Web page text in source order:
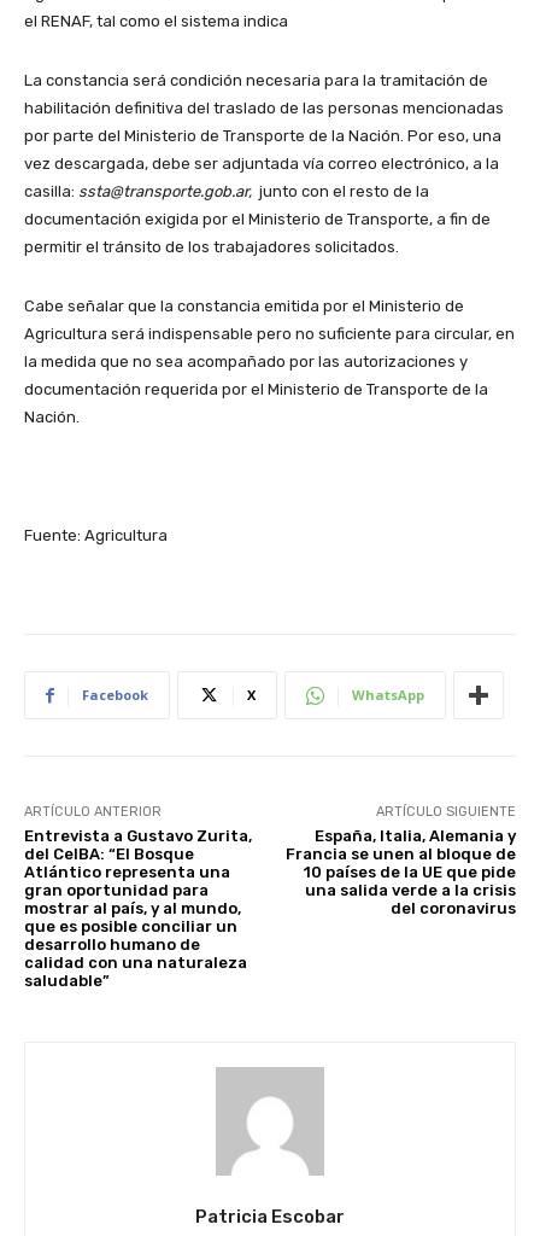
el RENAF, tal como el sistema indica
La constancia será condición necesaria para la tramitación de
habilitación definitiva del traslado de las personas mencionadas
por parte del Ministerio de Transporte de la Nación. Por eso, una
vez descargada, debe ser adjuntada vía correo electrónico, a la
casilla: ssta@transporte.gob.ar, junto con el resto de la
documentación exigida por el Ministerio de Transporte, a fin de
permitir el tránsito de los trabajadores solicitados.
Cabe señalar que la constancia emitida por el Ministerio de
Agricultura será indispensable pero no suficiente para circular, en
la medida que no sea acompañado por las autorizaciones y
documentación requerida por el Ministerio de Transporte de la
Nación.
Fuente: Agricultura
Facebook X WhatsApp
ARTÍCULO ANTERIOR
Entrevista a Gustavo Zurita,
del CeIBA: “El Bosque
Atlántico representa una
gran oportunidad para
mostrar al país, y al mundo,
que es posible conciliar un
desarrollo humano de
calidad con una naturaleza
saludable”
ARTÍCULO SIGUIENTE
España, Italia, Alemania y
Francia se unen al bloque de
10 países de la UE que pide
una salida verde a la crisis
del coronavirus
Patricia Escobar